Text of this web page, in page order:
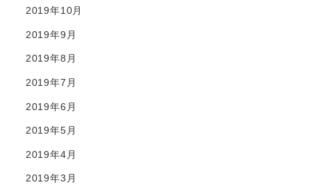
2019年10月
2019年9月
2019年8月
2019年7月
2019年6月
2019年5月
2019年4月
2019年3月